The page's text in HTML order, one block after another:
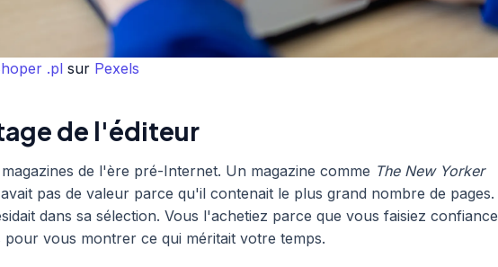
.pl sur Pexels
de l'éditeur
de l'ère pré-Internet. Un magazine comme The New Yorker
pas de valeur parce qu'il contenait le plus grand nombre de pages.
dans sa sélection. Vous l'achetiez parce que vous faisiez confiance
pour vous montrer ce qui méritait votre temps.